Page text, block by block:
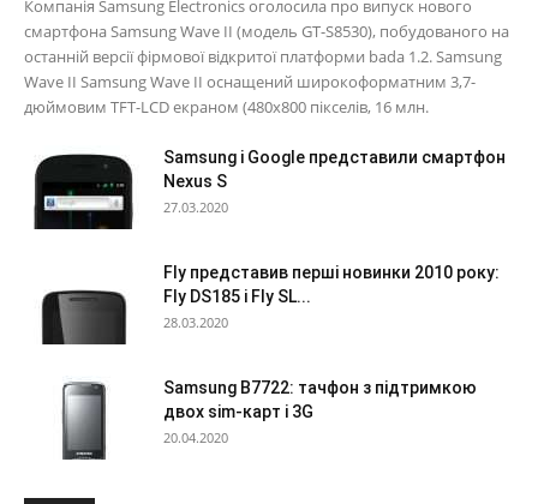
Компанія Samsung Electronics оголосила про випуск нового
смартфона Samsung Wave II (модель GT-S8530), побудованого на
останній версії фірмової відкритої платформи bada 1.2. Samsung
Wave II Samsung Wave II оснащений широкоформатним 3,7-
дюймовим TFT-LCD екраном (480x800 пікселів, 16 млн.
Samsung і Google представили смартфон
Nexus S
27.03.2020
Fly представив перші новинки 2010 року:
Fly DS185 і Fly SL...
28.03.2020
Samsung B7722: тачфон з підтримкою
двох sim-карт і 3G
20.04.2020